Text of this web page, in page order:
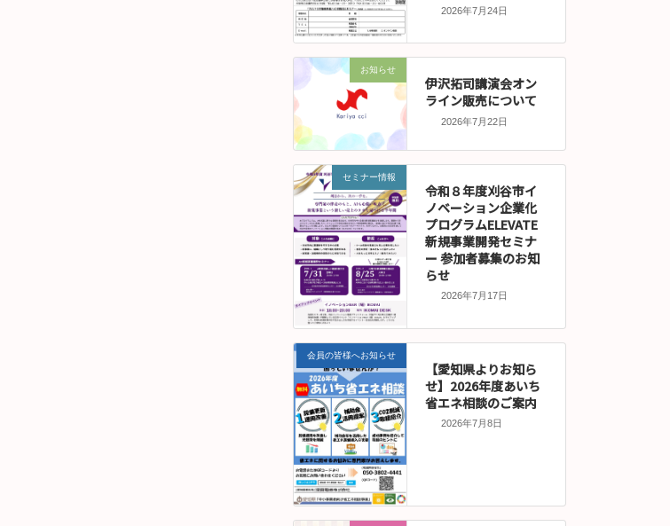
2026年7月24日
お知らせ
伊沢拓司講演会オン
ライン販売について
2026年7月22日
セミナー情報
令和８年度刈谷市イ
ノベーション企業化
プログラムELEVATE
新規事業開発セミナ
ー 参加者募集のお知
らせ
2026年7月17日
会員の皆様へお知らせ
【愛知県よりお知ら
せ】2026年度あいち
省エネ相談のご案内
2026年7月8日